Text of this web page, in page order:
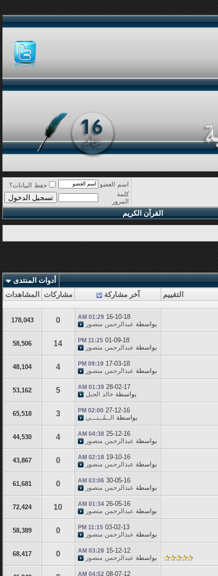
اسم العضو
حفظ البيانات؟
كلمة
المرور
القرآن الكريم
أدوات المنتدى
التقييم
آخر مشاركة مشاركات المشاهدات
16-10-18
01:29 AM
بواسطة عبدالرحمن منصور 0
178,043
01-09-18
11:25 PM
بواسطة عبدالرحمن منصور 14
58,506
17-03-18
09:19 PM
بواسطة عبدالرحمن منصور 4
48,104
28-02-17
01:39 AM
بواسطة خالد الجبل 5
53,162
27-12-16
02:00 PM
بواسطة الــمُــنـــى 3
65,518
25-12-16
04:38 AM
بواسطة عبدالرحمن منصور 4
44,530
19-10-16
02:18 AM
بواسطة عبدالرحمن منصور 0
43,867
30-05-16
03:06 AM
بواسطة عبدالرحمن منصور 0
61,681
26-05-16
01:34 AM
بواسطة عبدالرحمن منصور 10
72,424
03-02-13
11:15 PM
بواسطة عبدالرحمن منصور 0
58,389
15-12-12
03:28 AM
بواسطة عبدالرحمن منصور 0
68,417
08-07-12
04:52 AM